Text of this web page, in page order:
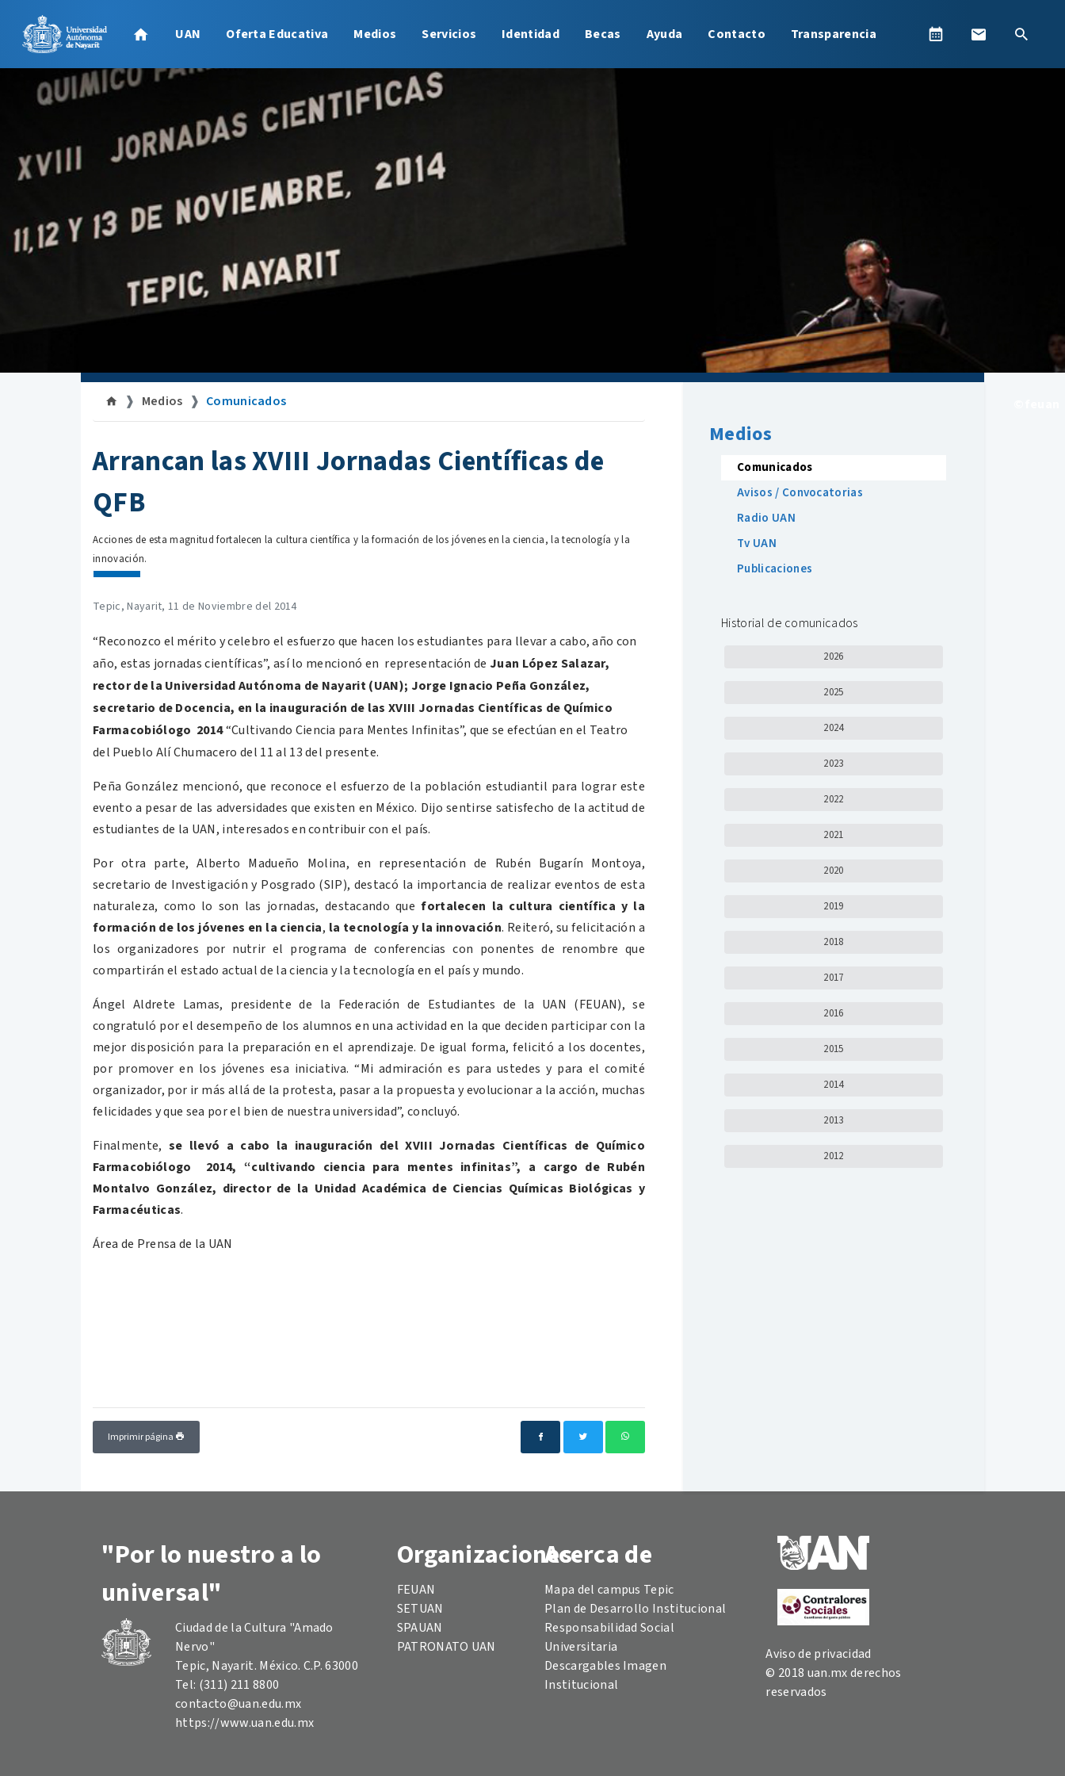
UAN Oferta Educativa Medios Servicios Identidad Becas Ayuda Contacto Transparencia
Medios Comunicados
Arrancan las XVIII Jornadas Científicas de
QFB
Acciones de esta magnitud fortalecen la cultura científica y la formación de los jóvenes en la ciencia, la tecnología y la
innovación.
Tepic, Nayarit, 11 de Noviembre del 2014
“Reconozco el mérito y celebro el esfuerzo que hacen los estudiantes para llevar a cabo, año con
año, estas jornadas científicas”, así lo mencionó en representación de Juan López Salazar,
rector de la Universidad Autónoma de Nayarit (UAN); Jorge Ignacio Peña González,
secretario de Docencia, en la inauguración de las XVIII Jornadas Científicas de Químico
Farmacobiólogo 2014“Cultivando Ciencia para Mentes Infinitas”, que se efectúan en el Teatro
del Pueblo Alí Chumacero del 11 al 13 del presente.
Peña González mencionó, que reconoce el esfuerzo de la población estudiantil para lograr este
evento a pesar de las adversidades que existen en México. Dijo sentirse satisfecho de la actitud de
estudiantes de la UAN, interesados en contribuir con el país.
Por otra parte, Alberto Madueño Molina, en representación de Rubén Bugarín Montoya,
secretario de Investigación y Posgrado (SIP), destacó la importancia de realizar eventos de esta
naturaleza, como lo son las jornadas, destacando quefortalecen la cultura científica y la
formación de los jóvenes en la ciencia, la tecnología y la innovación. Reiteró, su felicitación a
los organizadores por nutrir el programa de conferencias con ponentes de renombre que
compartirán el estado actual de la ciencia y la tecnología en el país y mundo.
Ángel Aldrete Lamas, presidente de la Federación de Estudiantes de la UAN (FEUAN), se
congratuló por el desempeño de los alumnos en una actividad en la que deciden participar con la
mejor disposición para la preparación en el aprendizaje. De igual forma, felicitó a los docentes,
por promover en los jóvenes esa iniciativa. “Mi admiración es para ustedes y para el comité
organizador, por ir más allá de la protesta, pasar a la propuesta y evolucionar a la acción, muchas
felicidades y que sea por el bien de nuestra universidad”, concluyó.
Finalmente, se llevó a cabo la inauguración del XVIII Jornadas Científicas de Químico
Farmacobiólogo 2014, “cultivando ciencia para mentes infinitas”, a cargo de Rubén
Montalvo González, director de la Unidad Académica de Ciencias Químicas Biológicas y
Farmacéuticas.
Área de Prensa de la UAN
Imprimir página
Medios
Comunicados
Avisos / Convocatorias
Radio UAN
Tv UAN
Publicaciones
Historial de comunicados
2026
2025
2024
2023
2022
2021
2020
2019
2018
2017
2016
2015
2014
2013
2012
"Por lo nuestro a lo
universal"
Ciudad de la Cultura "Amado
Nervo"
Tepic, Nayarit. México. C.P. 63000
Tel: (311) 211 8800
contacto@uan.edu.mx
https://www.uan.edu.mx
Organizaciones
FEUAN
SETUAN
SPAUAN
PATRONATO UAN
Acerca de
Mapa del campus Tepic
Plan de Desarrollo Institucional
Responsabilidad Social
Universitaria
Descargables Imagen
Institucional
Aviso de privacidad
© 2018 uan.mx derechos
reservados